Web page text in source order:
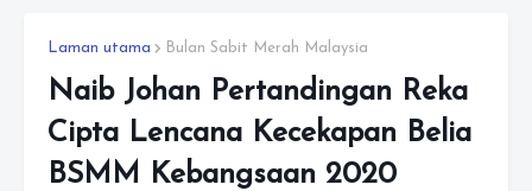
Laman utama Bulan Sabit Merah Malaysia
Naib Johan Pertandingan Reka
Cipta Lencana Kecekapan Belia
BSMM Kebangsaan 2020